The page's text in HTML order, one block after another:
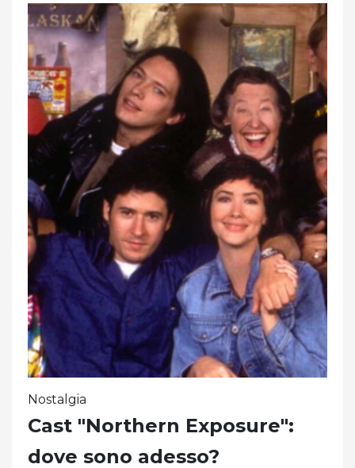
Nostalgia
Cast "Northern Exposure":
dove sono adesso?